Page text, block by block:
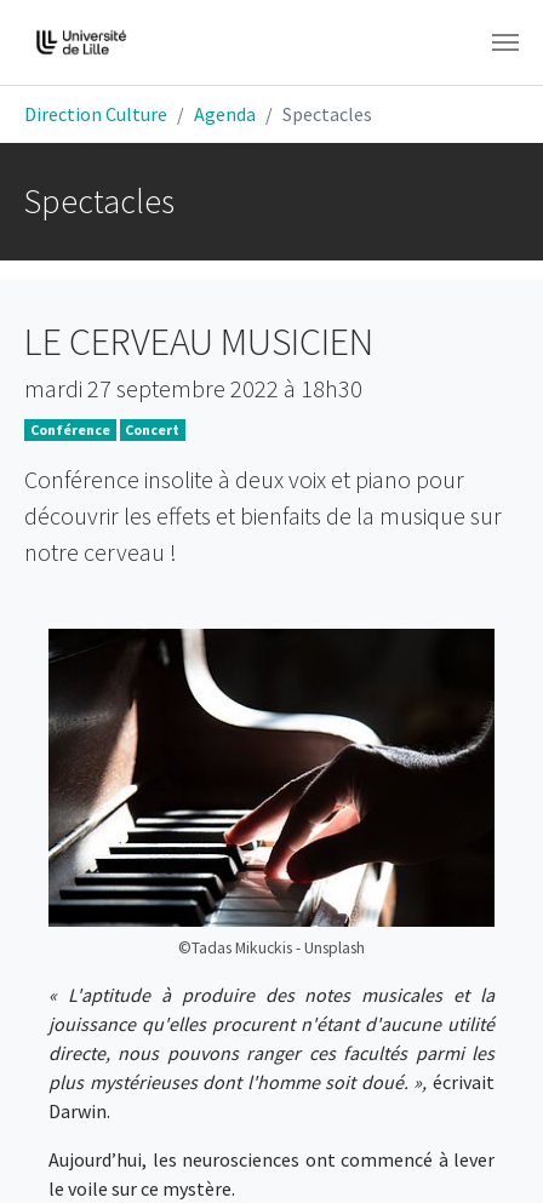
Direction Culture Agenda Spectacles
Spectacles
LE CERVEAU MUSICIEN
mardi 27 septembre 2022 à 18h30
Conférence Concert
Conférence insolite à deux voix et piano pour
découvrir les effets et bienfaits de la musique sur
notre cerveau !
©Tadas Mikuckis - Unsplash
« L'aptitude à produire des notes musicales et la
jouissance qu'elles procurent n'étant d'aucune utilité
directe, nous pouvons ranger ces facultés parmi les
plus mystérieuses dont l'homme soit doué. », écrivait
Darwin.
Aujourd’hui, les neurosciences ont commencé à lever
le voile sur ce mystère.